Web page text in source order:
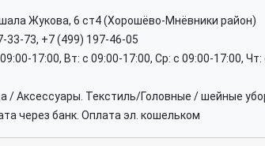
Жукова, 6 ст4 (Хорошёво-Мнёвники район)
33-73, +7 (499) 197-46-05
17:00, Вт: c 09:00-17:00, Ср: c 09:00-17:00,
/ Аксессуары. Текстиль/Головные / шейные
через банк. Оплата эл. кошельком